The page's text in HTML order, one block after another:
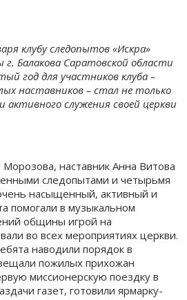
клубу следопытов «Искра»
Балакова Саратовской области
год для участников клуба –
наставников – стал не только
активного служения своей церкви
наставник Анна Витова
следопытами и четырьмя
насыщенный, активный и
помогали в музыкальном
общины игрой на
во всех мероприятиях церкви.
наводили порядок в
пожилых прихожан
миссионерскую поездку в
газет, готовили ярмарку-